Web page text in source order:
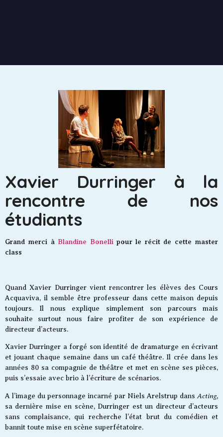
Xavier Durringer à la
rencontre de nos
étudiants
Grand merci à Blandine Bonelli pour le récit de cette master
class
Quand Xavier Durringer vient rencontrer les élèves des Cours
Acquaviva, il semble être professeur dans cette maison depuis
toujours. Il nous explique simplement son parcours mais
souhaite surtout nous faire profiter de son expérience de
directeur d’acteurs.
Xavier Durringer a forgé son identité de dramaturge en écrivant
et jouant chaque semaine dans un café théâtre. Il crée dans les
années 80 sa compagnie de théâtre et met en scène ses pièces,
puis s’essaie avec brio à l’écriture de scénarios.
A l’image du personnage incarné par Niels Arelstrup dans Acting,
sa dernière mise en scène, Durringer est un directeur d’acteurs
sans complaisance, qui recherche l’état brut du comédien et
bannit toute mise en scène superfétatoire.